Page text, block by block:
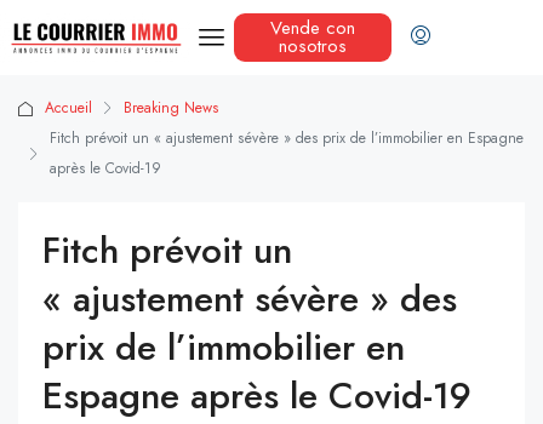
Vende con
nosotros
Accueil
Breaking News
Fitch prévoit un « ajustement sévère » des prix de l’immobilier en Espagne
après le Covid-19
Fitch prévoit un
« ajustement sévère » des
prix de l’immobilier en
Espagne après le Covid-19